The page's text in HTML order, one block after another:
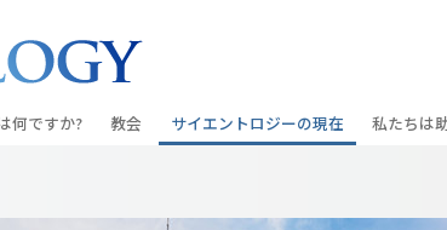
何ですか? 教会 サイエントロジーの現在 私たちは